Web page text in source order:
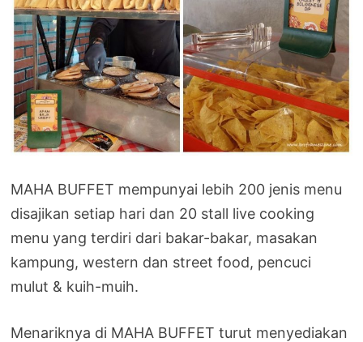
MAHA BUFFET mempunyai lebih 200 jenis menu
disajikan setiap hari dan 20 stall live cooking
menu yang terdiri dari bakar-bakar, masakan
kampung, western dan street food, pencuci
mulut & kuih-muih.
Menariknya di MAHA BUFFET turut menyediakan